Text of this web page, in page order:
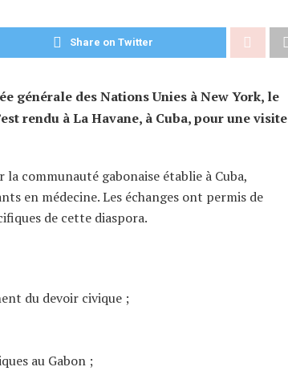
Share on Twitter
générale des Nations Unies à New York, le
rendu à La Havane, à Cuba, pour une visite
communauté gabonaise établie à Cuba,
en médecine. Les échanges ont permis de
de cette diaspora.
du devoir civique ;
au Gabon ;